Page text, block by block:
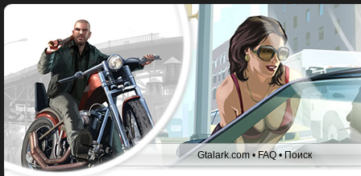
Gtalark.com •FAQ•Поиск